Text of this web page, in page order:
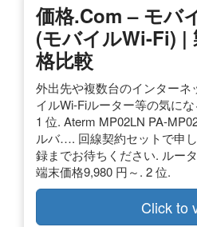
価格.com – モバ
(モバイルWi-Fi) |
格比較
外出先や複数台のインターネ
イルWi-Fiルーター等の気に
1 位. Aterm MP02LN PA-
ルバ…. 回線契約セットで申
録までお待ちください. ルー
端末価格9,980 円～. 2 位.
Click to